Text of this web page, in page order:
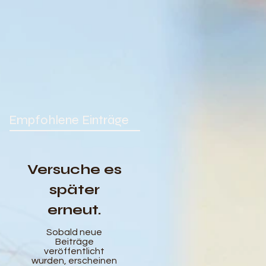
Empfohlene Einträge
Versuche es
später
erneut.
Sobald neue
Beiträge
veröffentlicht
wurden, erscheinen